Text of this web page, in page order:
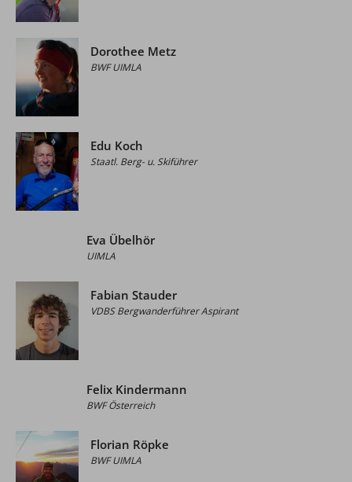
Dorothee Metz
BWF UIMLA
Edu Koch
Staatl. Berg- u. Skiführer
Eva Übelhör
UIMLA
Fabian Stauder
VDBS Bergwanderführer Aspirant
Felix Kindermann
BWF Österreich
Florian Röpke
BWF UIMLA